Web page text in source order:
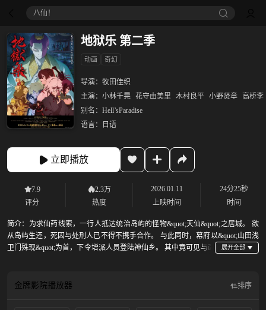
八仙！
地狱乐 第二季
动画 奇幻
导演： 牧田佳织
主演： 小林千晃 花守由美里 木村良平 小野贤章
高桥李
别名： Hell’sParadise
语言：
日语
立即播放
7.9
评分
2.3万
热度
2026.01.11
上映时间
24分25秒
时间
简介： 为求仙药线索，一行人抵达统治岛屿的怪物&quot;天仙&quot;之居城。 欲
从岛屿生还，死囚与处刑人已不得不携手合作。 与此同时，幕府以&quot;山田浅
卫门殊现&quot;为首，下令增派人员登陆神仙乡。 其中竟可见与画
&quot;天仙&quot;的全面对决——！！
金牌影院播放器 排序